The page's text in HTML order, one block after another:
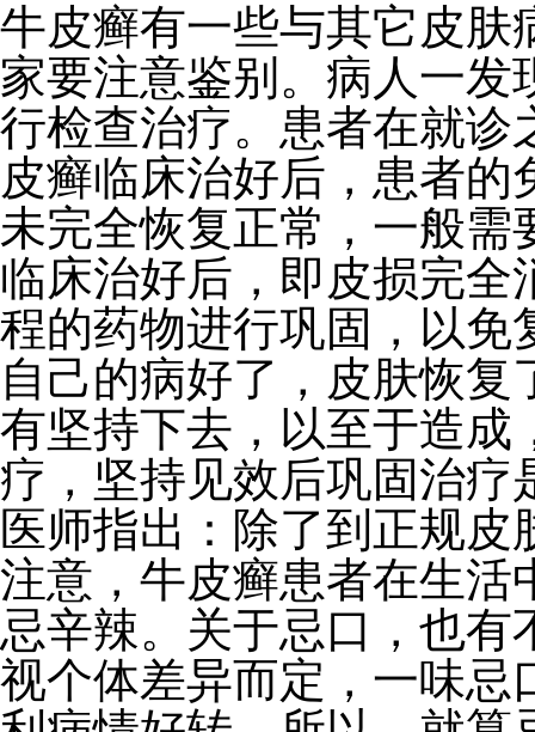
牛皮癣有一些与其它皮肤
家要注意鉴别。病人一
行检查治疗。患者在就诊
皮癣临床治好后，患者
未完全恢复正常，一般需
临床治好后，即皮损完全
程的药物进行巩固，以免
自己的病好了，皮肤恢
有坚持下去，以至于造成
疗，坚持见效后巩固治疗
医师指出：除了到正规
注意，牛皮癣患者在生活
忌辛辣。关于忌口，也有
视个体差异而定，一味忌